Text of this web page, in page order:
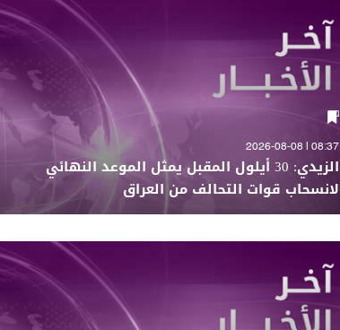
08:37 | 2026-08-08
الزيدي: 30 أيلول المقبل يمثل الموعد النهائي
لانسحاب قوات التحالف من العراق